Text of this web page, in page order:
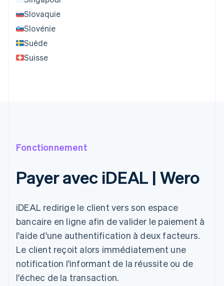
Slovaquie
Slovénie
Suède
Suisse
Fonctionnement
Payer avec iDEAL | Wero
iDEAL redirige le client vers son espace
bancaire en ligne afin de valider le paiement à
l'aide d'une authentification à deux facteurs.
Le client reçoit alors immédiatement une
notification l'informant de la réussite ou de
l'échec de la transaction.